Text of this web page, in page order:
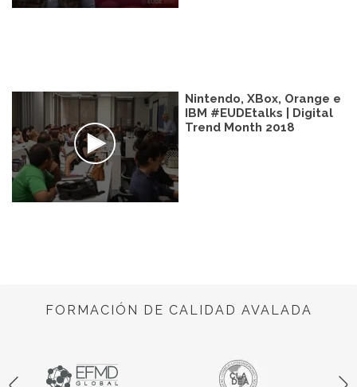
Nintendo, XBox, Orange e
IBM #EUDEtalks | Digital
Trend Month 2018
FORMACIÓN DE CALIDAD AVALADA